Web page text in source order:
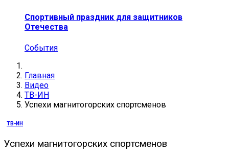
Спортивный праздник для защитников
Отечества
События
Главная
Видео
ТВ-ИН
Успехи магнитогорских спортсменов
ТВ-ИН
Успехи магнитогорских спортсменов